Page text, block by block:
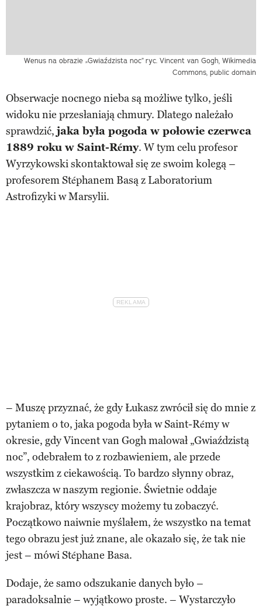
Wenus na obrazie „Gwiaździsta noc” ryc. Vincent van Gogh, Wikimedia
Commons, public domain
Obserwacje nocnego nieba są możliwe tylko, jeśli
widoku nie przesłaniają chmury. Dlatego należało
sprawdzić, jaka była pogoda w połowie czerwca
1889 roku w Saint-Rémy. W tym celu profesor
Wyrzykowski skontaktował się ze swoim kolegą –
profesorem Stéphanem Basą z Laboratorium
Astrofizyki w Marsylii.
– Muszę przyznać, że gdy Łukasz zwrócił się do mnie z
pytaniem o to, jaka pogoda była w Saint-Rémy w
okresie, gdy Vincent van Gogh malował „Gwiaździstą
noc”, odebrałem to z rozbawieniem, ale przede
wszystkim z ciekawością. To bardzo słynny obraz,
zwłaszcza w naszym regionie. Świetnie oddaje
krajobraz, który wszyscy możemy tu zobaczyć.
Początkowo naiwnie myślałem, że wszystko na temat
tego obrazu jest już znane, ale okazało się, że tak nie
jest – mówi Stéphane Basa.
Dodaje, że samo odszukanie danych było –
paradoksalnie – wyjątkowo proste. – Wystarczyło